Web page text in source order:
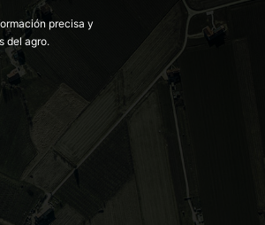
precisa y
del agro.